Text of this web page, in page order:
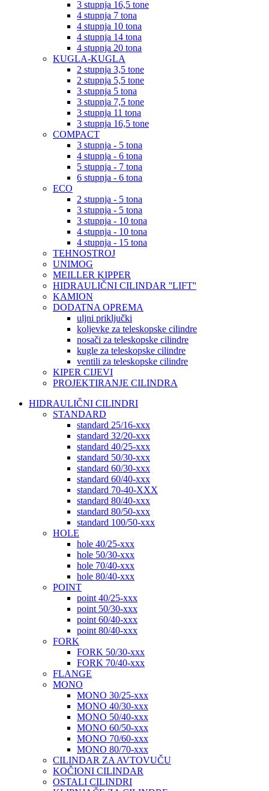
3 stupnja 16,5 tone
4 stupnja 7 tona
4 stupnja 10 tona
4 stupnja 14 tona
4 stupnja 20 tona
KUGLA-KUGLA
2 stupnja 3,5 tone
2 stupnja 5,5 tone
3 stupnja 5 tona
3 stupnja 7,5 tone
3 stupnja 11 tona
3 stupnja 16,5 tone
COMPACT
3 stupnja - 5 tona
4 stupnja - 6 tona
5 stupnja - 7 tona
6 stupnja - 6 tona
ECO
2 stupnja - 5 tona
3 stupnja - 5 tona
3 stupnja - 10 tona
4 stupnja - 10 tona
4 stupnja - 15 tona
TEHNOSTROJ
UNIMOG
MEILLER KIPPER
HIDRAULIČNI CILINDAR ''LIFT''
KAMION
DODATNA OPREMA
uljni priključki
koljevke za teleskopske cilindre
nosači za teleskopske cilindre
kugle za teleskopske cilindre
ventili za teleskopske cilindre
KIPER CIJEVI
PROJEKTIRANJE CILINDRA
HIDRAULIČNI CILINDRI
STANDARD
standard 25/16-xxx
standard 32/20-xxx
standard 40/25-xxx
standard 50/30-xxx
standard 60/30-xxx
standard 60/40-xxx
standard 70-40-XXX
standard 80/40-xxx
standard 80/50-xxx
standard 100/50-xxx
HOLE
hole 40/25-xxx
hole 50/30-xxx
hole 70/40-xxx
hole 80/40-xxx
POINT
point 40/25-xxx
point 50/30-xxx
point 60/40-xxx
point 80/40-xxx
FORK
FORK 50/30-xxx
FORK 70/40-xxx
FLANGE
MONO
MONO 30/25-xxx
MONO 40/30-xxx
MONO 50/40-xxx
MONO 60/50-xxx
MONO 70/60-xxx
MONO 80/70-xxx
CILINDAR ZA AVTOVUČU
KOČIONI CILINDAR
OSTALI CILINDRI